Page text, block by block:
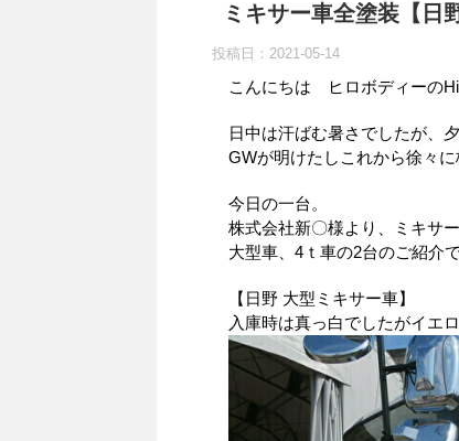
ミキサー車全塗装【日
投稿日： 2021-05-14
こんにちは ヒロボディーの
日中は汗ばむ暑さでしたが、
GWが明けたしこれから徐々に
今日の一台。
株式会社新〇様より、ミキサ
大型車、4ｔ車の2台のご紹介で
【日野 大型ミキサー車】
入庫時は真っ白でしたがイエ